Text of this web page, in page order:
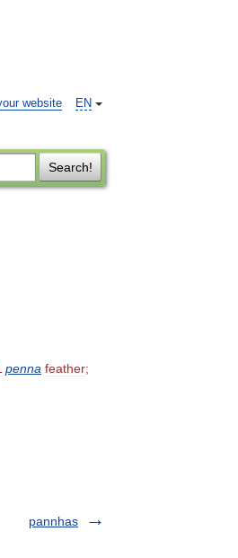
EN
website
Search!
penna feather;
pannhas